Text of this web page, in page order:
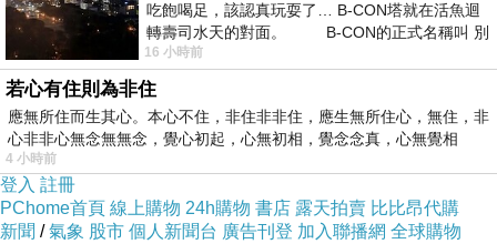
刀劍屏的安平劍獅:海山館
吃飽喝足，該認真玩耍了… B-CON塔就在活魚迴
轉壽司水天的對面。 B-CON的正式名稱叫 別
16 小時前
若心有住則為非住
應無所住而生其心。本心不住，非住非非住，應生無所住心，無住，非
心非非心無念無無念，覺心初起，心無初相，覺念念真，心無覺相
4 小時前
登入 註冊
PChome首頁 線上購物 24h購物 書店 露天拍賣 比比昂代購
新聞 /氣象 股市 個人新聞台 廣告刊登 加入聯播網 全球購物